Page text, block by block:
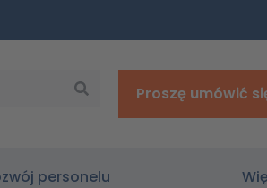
Proszę umówić
personelu